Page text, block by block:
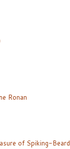
Ronan
of Spiking-Beard